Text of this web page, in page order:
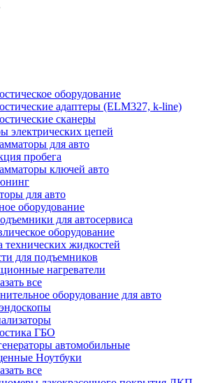
оборудование
адаптеры (ELM327, k-line)
сканеры
электрических цепей
для авто
пробега
ключей авто
для авто
оборудование
для автосервиса
оборудование
технических жидкостей
для подъемников
нагреватели
все
оборудование для авто
ГБО
автомобильные
Ноутбуки
все